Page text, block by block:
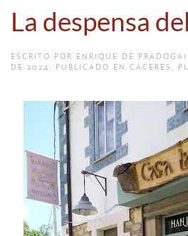
La despensa
ESCRITO POR ENRIQUE DE
DE 2024 . PUBLICADO EN CÁCERES ,